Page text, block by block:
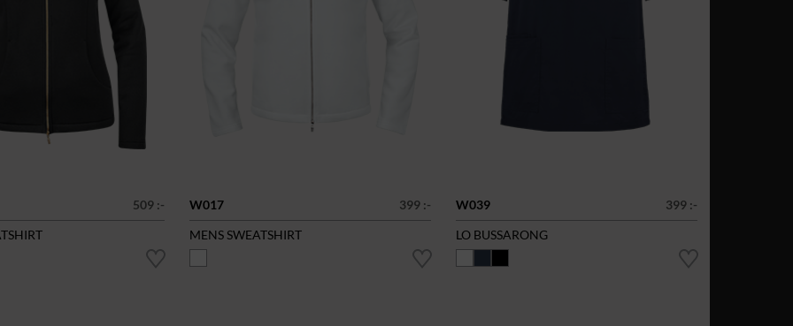
509 :-
W017
399 :-
MENS SWEATSHIRT
W039
399 :-
LO BUSSARONG